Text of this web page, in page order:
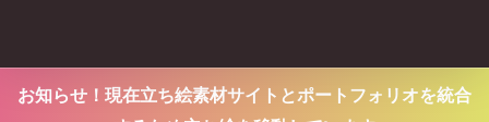
お知らせ！現在立ち絵素材サイトとポートフォリオを統合